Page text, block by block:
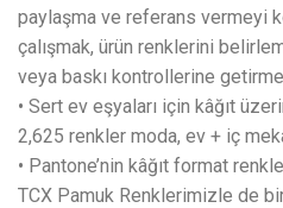
paylaşma ve referans vermeyi
çalışmak, ürün renklerini
veya baskı kontrollerine
• Sert ev eşyaları için kâğıt
2,625 renkler moda, ev + iç
• Pantone’nin kâğıt format
TCX Pamuk Renklerimizle de